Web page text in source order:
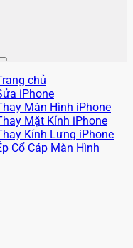
chủ
iPhone
Màn Hình iPhone
Mặt Kính iPhone
Kính Lưng iPhone
Cổ Cáp Màn Hình